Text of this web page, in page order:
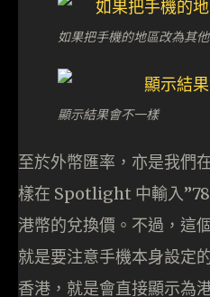
如果把手機的地區改為其
顯示結果會不一樣
至於外幣匯率，亦是我們
樣在 Spotlight 中輸入
港幣的兌換價。不過，這
就是要注意手機本身設定
香港，就是會直接顯示為